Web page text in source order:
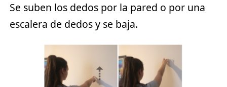
Se suben los dedos por la pared o por una
escalera de dedos y se baja.